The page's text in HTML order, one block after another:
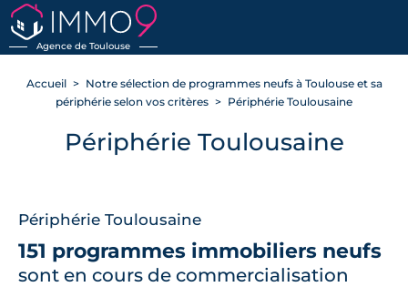
Agence de Toulouse
Accueil
Notre sélection de programmes neufs à Toulouse et sa
périphérie selon vos critères
Périphérie Toulousaine
Périphérie Toulousaine
Périphérie Toulousaine
151 programmes immobiliers neufs
sont en cours de commercialisation